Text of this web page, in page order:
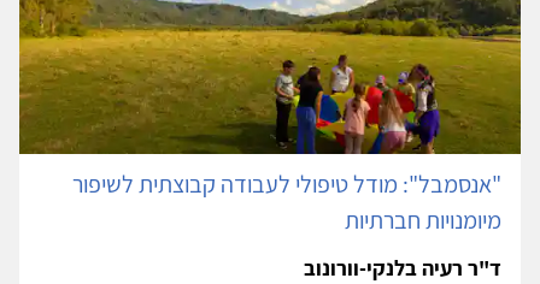
"אנסמבל": מודל טיפולי לעבודה קבוצתית לשיפור
מיומנויות חברתיות
ד"ר רעיה בלנקי-וורונוב